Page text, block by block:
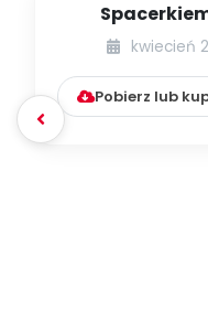
Krakowie
muzyczno-
kwiecień
Pobierz lub